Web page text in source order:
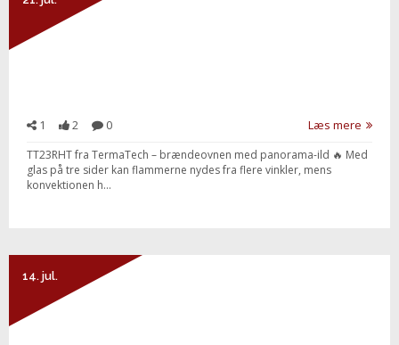
1 2 0 Læs mere
TT23RHT fra TermaTech – brændeovnen med panorama-ild 🔥 Med
glas på tre sider kan flammerne nydes fra flere vinkler, mens
konvektionen h...
14. jul.